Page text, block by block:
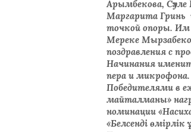
Арымбекова,
Маргарита Гринь
точкой опоры. Им
Мереке
поздравления с
Начинания
пера и
Победителями в
майталманы»
номинации
«Белсенді